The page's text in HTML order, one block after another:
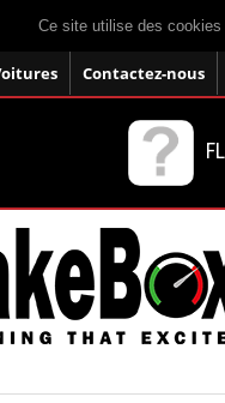
Ce site utilise des
Contactez-nous